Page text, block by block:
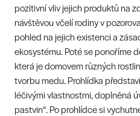
pozitivní vliv jejich produktů na
návštěvou včelí rodiny v
pohled na jejich existenci a
ekosystému. Poté se ponoříme
která je domovem různých
tvorbu medu. Prohlídka
léčivými vlastnostmi, doplněná
pastvin“. Po prohlídce si